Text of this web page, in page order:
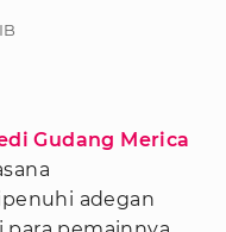
Gudang Merica
adegan